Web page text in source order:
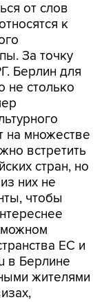
от слов
к
За точку
Берлин для
не столько
на множестве
встретить
стран, но
них не
чтобы
ЕС и
в Берлине
жителями